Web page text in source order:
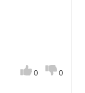
0 0